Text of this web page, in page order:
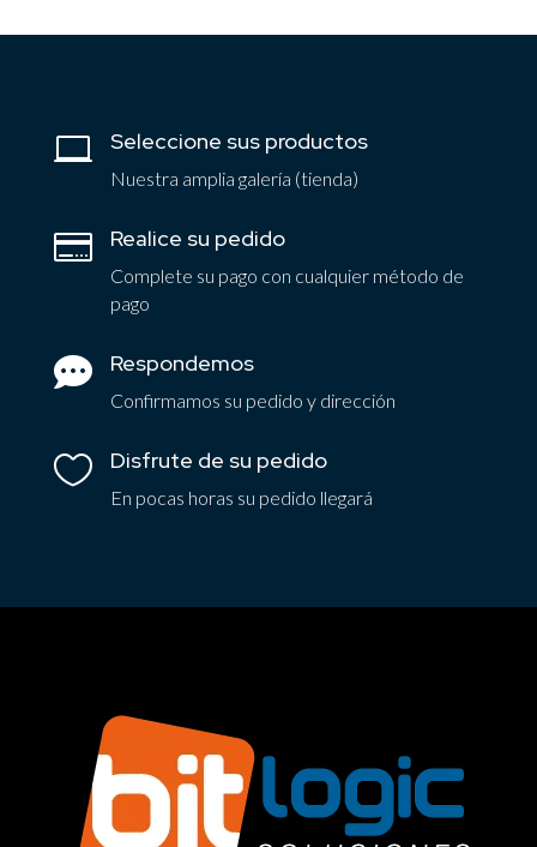
 Seleccione sus productos
Nuestra amplia galería (tienda)
 Realice su pedido
Complete su pago con cualquier método de
pago
 Respondemos
Confirmamos su pedido y dirección
 Disfrute de su pedido
En pocas horas su pedido llegará